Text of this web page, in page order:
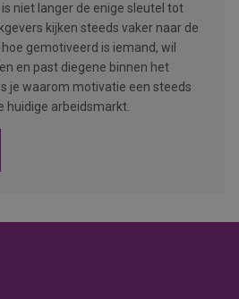
niet langer de enige sleutel tot
kijken steeds vaker naar de
gemotiveerd is iemand, wil
en past diegene binnen het
je waarom motivatie een steeds
huidige arbeidsmarkt.